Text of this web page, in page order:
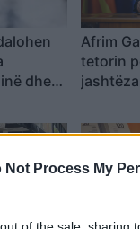
Not Process My
dhe
Afrim
tetorin